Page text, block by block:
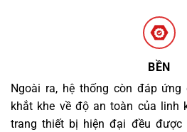
BỀN
Ngoài ra, hệ thống còn đáp
khắt khe về độ an toàn của linh
trang thiết bị hiện đại đều được